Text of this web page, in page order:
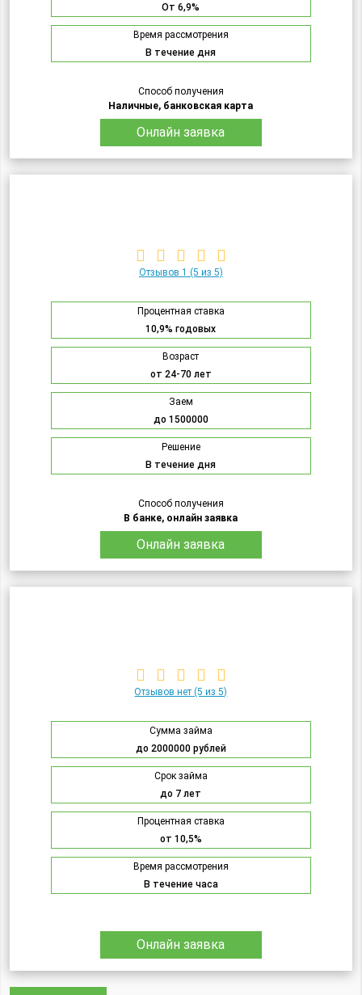
От 6,9%
Время рассмотрения
В течение дня
Способ получения
Наличные, банковская карта
Онлайн заявка
Отзывов 1 (5 из 5)
Процентная ставка
10,9% годовых
Возраст
от 24-70 лет
Заем
до 1500000
Решение
В течение дня
Способ получения
В банке, онлайн заявка
Онлайн заявка
Отзывов нет (5 из 5)
Сумма займа
до 2000000 рублей
Срок займа
до 7 лет
Процентная ставка
от 10,5%
Время рассмотрения
В течение часа
Онлайн заявка